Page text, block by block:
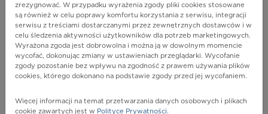
K06.2 - Uszkodzenie dziąseł i bezzębnego wyrostka
zębodołowego związane z urazem
Więcej na lekiicd10.pl
zrezygnować. W przypadku wyrażenia zgody pliki cookies stosowane
są również w celu poprawy komfortu korzystania z serwisu, integracji
serwisu z treściami dostarczanymi przez zewnętrznych dostawców i w
celu śledzenia aktywności użytkowników dla potrzeb marketingowych.
Wyrażona zgoda jest dobrowolna i można ją w dowolnym momencie
wycofać, dokonując zmiany w ustawieniach przeglądarki. Wycofanie
zgody pozostanie bez wpływu na zgodność z prawem używania plików
cookies, którego dokonano na podstawie zgody przed jej wycofaniem.
Więcej informacji na temat przetwarzania danych osobowych i plikach
cookie zawartych jest w Polityce Prywatności.